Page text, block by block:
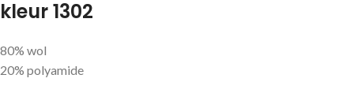
kleur 1302
80% wol
20% polyamide